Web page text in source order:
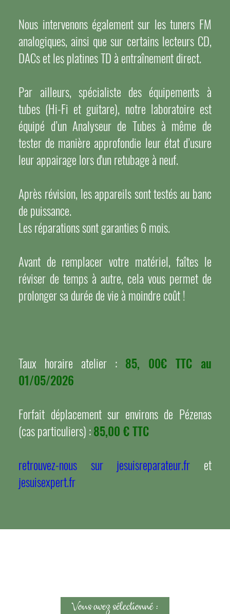
Nous intervenons également sur les tuners FM
analogiques, ainsi que sur certains lecteurs CD,
DACs et les platines TD à entraînement direct.
Par ailleurs, spécialiste des équipements à
tubes (Hi-Fi et guitare), notre laboratoire est
équipé d’un Analyseur de Tubes à même de
tester de manière approfondie leur état d’usure
leur appairage lors d'un retubage à neuf.
Après révision, les appareils sont testés au banc
de puissance.
Les réparations sont garanties 6 mois.
Avant de remplacer votre matériel, faîtes le
réviser de temps à autre, cela vous permet de
prolonger sa durée de vie à moindre coût !
Taux horaire atelier : 85, 00€ TTC au
01/05/2026
Forfait déplacement sur environs de Pézenas
(cas particuliers) :85,00 € TTC
retrouvez-nous sur jesuisreparateur.fr et
jesuisexpert.fr
Vous avez sélectionné :